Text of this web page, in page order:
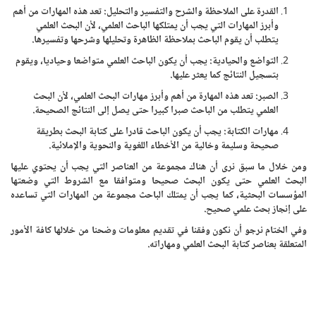
القدرة على الملاحظة والشرح والتفسير والتحليل: تعد هذه المهارات من أهم
وأبرز المهارات التي يجب أن يمتلكها الباحث العلمي، لأن البحث العلمي
يتطلب أن يقوم الباحث بملاحظة الظاهرة وتحليلها وشرحها وتفسيرها.
التواضع والحيادية: يجب أن يكون الباحث العلمي متواضعا وحياديا، ويقوم
بتسجيل النتائج كما يعثر عليها.
الصبر: تعد هذه المهارة من أهم وأبرز مهارات البحث العلمي، لأن البحث
العلمي يتطلب من الباحث صبرا كبيرا حتى يصل إلى النتائج الصحيحة.
مهارات الكتابة: يجب أن يكون الباحث قادرا على كتابة البحث بطريقة
صحيحة وسليمة وخالية من الأخطاء اللغوية والنحوية والإملائية.
ومن خلال ما سبق نرى أن هناك مجموعة من العناصر التي يجب أن يحتوي عليها
البحث العلمي حتى يكون البحث صحيحا ومتوافقا مع الشروط التي وضعتها
المؤسسات البحثية، كما يجب أن يمتلك الباحث مجموعة من المهارات التي تساعده
على إنجاز بحث علمي صحيح.
وفي الختام نرجو أن نكون وفقنا في تقديم معلومات وضحنا من خلالها كافة الأمور
المتعلقة بعناصر كتابة البحث العلمي ومهاراته.